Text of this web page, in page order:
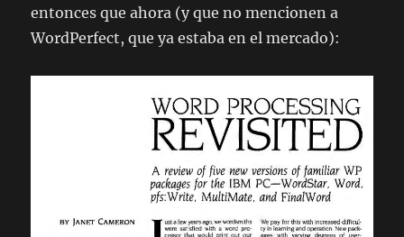
entonces que ahora (y que no mencionen a
WordPerfect, que ya estaba en el mercado):